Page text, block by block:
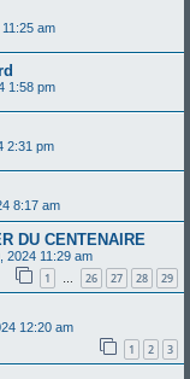
am
1:58 pm
2:31 pm
8:17 am
DU CENTENAIRE
2024 11:29 am
1 … 26 27 28 29
12:20 am
1 2 3